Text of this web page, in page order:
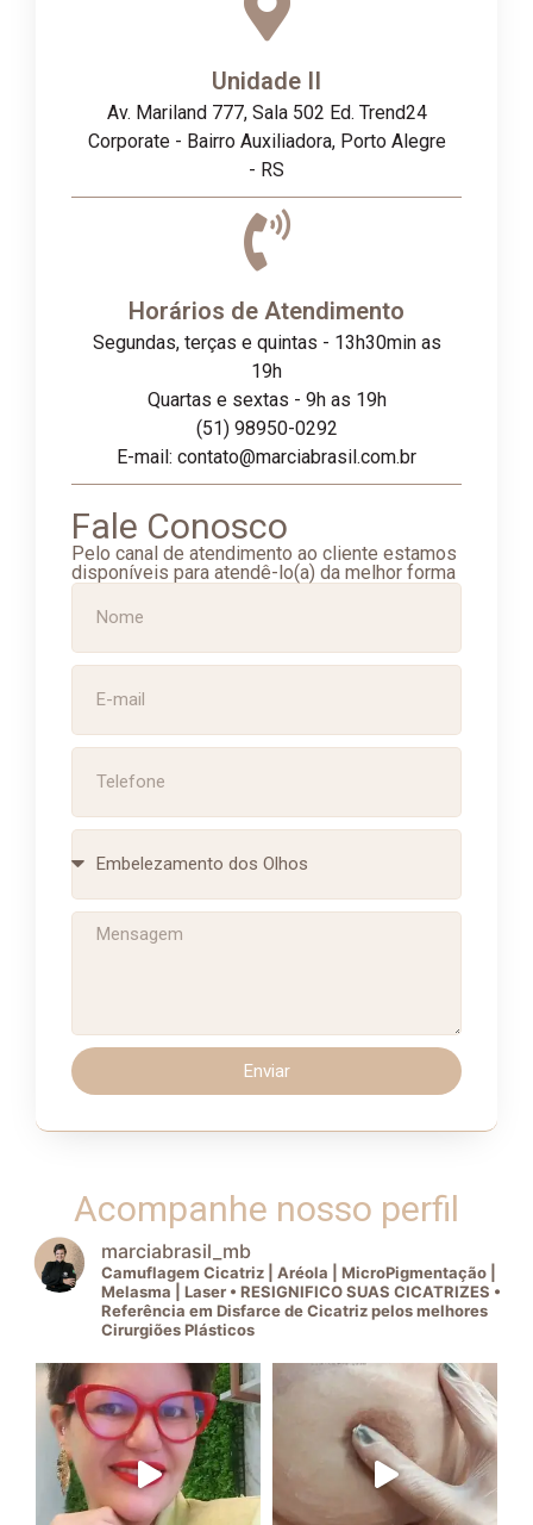
Unidade II
Av. Mariland 777, Sala 502 Ed. Trend24
Corporate - Bairro Auxiliadora, Porto Alegre
- RS
Horários de Atendimento
Segundas, terças e quintas - 13h30min as
19h
Quartas e sextas - 9h as 19h
(51) 98950-0292
E-mail: contato@marciabrasil.com.br
Fale Conosco
Pelo canal de atendimento ao cliente estamos
disponíveis para atendê-lo(a) da melhor forma
Enviar
Acompanhe nosso perfil
marciabrasil_mb
Camuflagem Cicatriz | Aréola | MicroPigmentação |
Melasma | Laser • RESIGNIFICO SUAS CICATRIZES •
Referência em Disfarce de Cicatriz pelos melhores
Cirurgiões Plásticos